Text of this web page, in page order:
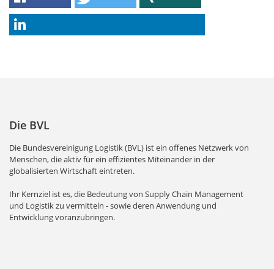
Die BVL
Die Bundesvereinigung Logistik (BVL) ist ein offenes Netzwerk von
Menschen, die aktiv für ein effizientes Miteinander in der
globalisierten Wirtschaft eintreten.
Ihr Kernziel ist es, die Bedeutung von Supply Chain Management
und Logistik zu vermitteln - sowie deren Anwendung und
Entwicklung voranzubringen.